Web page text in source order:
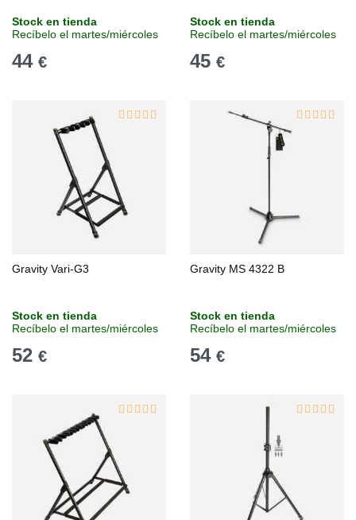
Stock en tienda
Recíbelo el martes/miércoles
44 €
Stock en tienda
Recíbelo el martes/miércoles
45 €
Gravity Vari-G3
Stock en tienda
Recíbelo el martes/miércoles
52 €
Gravity MS 4322 B
Stock en tienda
Recíbelo el martes/miércoles
54 €